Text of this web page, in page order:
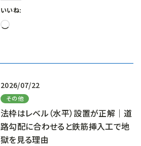
いいね:
読
2026/07/22
その他
法枠はレベル（水平）設置が正解｜道
路勾配に合わせると鉄筋挿入工で地
獄を見る理由